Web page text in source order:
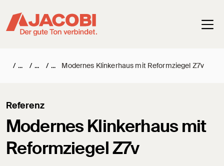
/ / / Modernes Klinkerhaus mit Reformziegel Z7v
Modernes Klinkerhaus mit
Reformziegel Z7v
Referenz